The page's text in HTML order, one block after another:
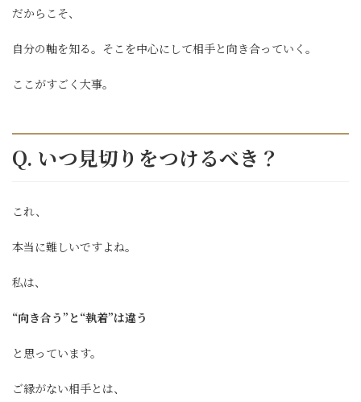
だからこそ、
自分の軸を知る。そこを中心にして相手と向き合っていく。
ここがすごく大事。
Q. いつ見切りをつけるべき？
これ、
本当に難しいですよね。
私は、
“向き合う”と“執着”は違う
と思っています。
ご縁がない相手とは、